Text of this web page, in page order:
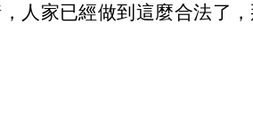
人家已經做到這麼合法了